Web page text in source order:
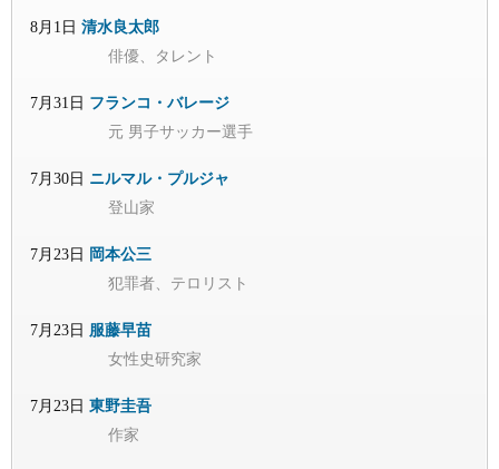
8月1日 清水良太郎
俳優、タレント
7月31日 フランコ・バレージ
元 男子サッカー選手
7月30日 ニルマル・プルジャ
登山家
7月23日 岡本公三
犯罪者、テロリスト
7月23日 服藤早苗
女性史研究家
7月23日 東野圭吾
作家